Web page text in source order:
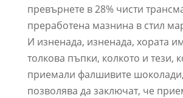
превърнете в 28% чисти
преработена мазнина в стил
И изненада, изненада, хората
толкова пъпки, колкото и тези,
приемали фалшивите
позволява да заключат, че